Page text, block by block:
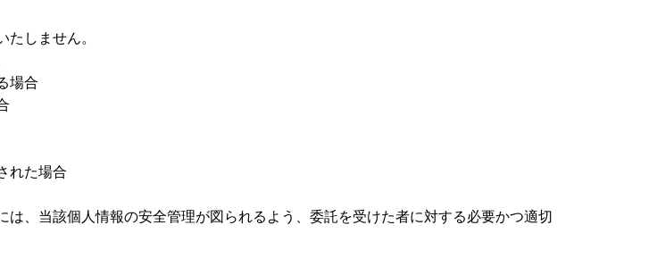
しません。
場合
れた場合
、当該個人情報の安全管理が図られるよう、委託を受けた者に対する必要かつ適切